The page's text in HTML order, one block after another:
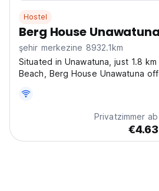
Hostel
Berg House Unawatuna
şehir merkezine 8932.1km
Situated in Unawatuna, just 1.8
Beach, Berg House Unawatuna
complimentary WiFi, and free
Surrounded by a lush garden, the
conveniently located near...
Privatzimmer ab
€4.63